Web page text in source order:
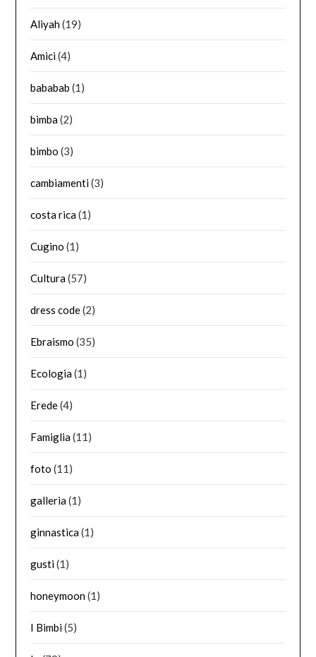
Aliyah(19)
Amici(4)
bababab (1)
bimba(2)
bimbo (3)
cambiamenti(3)
costa rica(1)
Cugino (1)
Cultura(57)
dress code(2)
Ebraismo (35)
Ecologia(1)
Erede(4)
Famiglia(11)
foto (11)
galleria(1)
ginnastica(1)
gusti(1)
honeymoon(1)
I Bimbi(5)